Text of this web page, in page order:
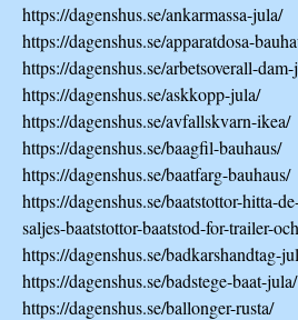
https://dagenshus.se/ankarmassa-jula/
https://dagenshus.se/apparatdosa-
https://dagenshus.se/arbetsoverall-
https://dagenshus.se/askkopp-jula/
https://dagenshus.se/avfallskvarn-ikea/
https://dagenshus.se/baagfil-bauhaus/
https://dagenshus.se/baatfarg-bauhaus/
https://dagenshus.se/baatstottor-hitta-
saljes-baatstottor-baatstod-for-trailer-
https://dagenshus.se/badkarshandtag-
https://dagenshus.se/badstege-baat-jula/
https://dagenshus.se/ballonger-rusta/